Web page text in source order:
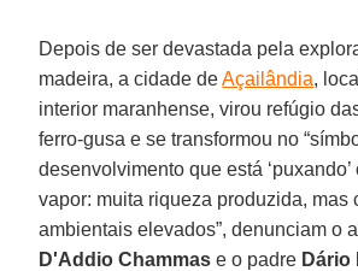
Depois de ser devastada pela
madeira, a cidade deAçailândia,
interior maranhense, virou refúgio
ferro-gusa e se transformou no
desenvolvimento que está
vapor: muita riqueza produzida, mas
ambientais elevados”, denunciam o
D'Addio Chammas e o padre Dário